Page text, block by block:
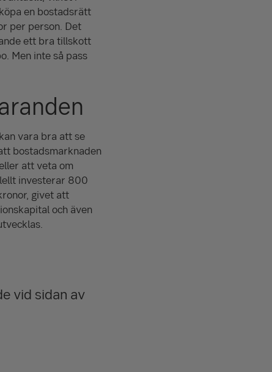
en bostadsrätt
per person. Det
ett bra tillskott
Men inte så pass
vara bra att se
bostads­marknaden
att veta om
investerar 800
givet att
och även
vid sidan av